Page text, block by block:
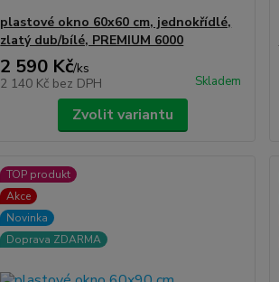
plastové okno 60x60 cm, jednokřídlé,
zlatý dub/bílé, PREMIUM 6000
2 590 Kč/ks
2 140 Kč bez DPH Skladem
Zvolit variantu
TOP produkt
Akce
Novinka
Doprava ZDARMA